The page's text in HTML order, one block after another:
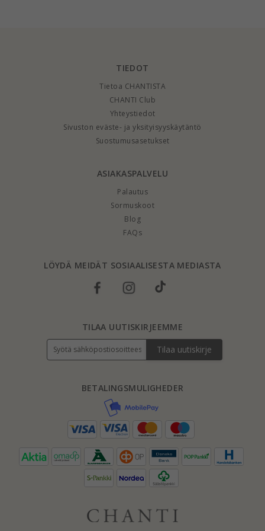
TIEDOT
Tietoa CHANTISTA
CHANTI Club
Yhteystiedot
Sivuston eväste- ja yksityisyyskäytäntö
Suostumusasetukset
ASIAKASPALVELU
Palautus
Sormuskoot
Blog
FAQs
LÖYDÄ MEIDÄT SOSIAALISESTA MEDIASTA
BETALINGSMULIGHEDER
TILAA UUTISKIRJEEMME
Tilaa uutiskirje